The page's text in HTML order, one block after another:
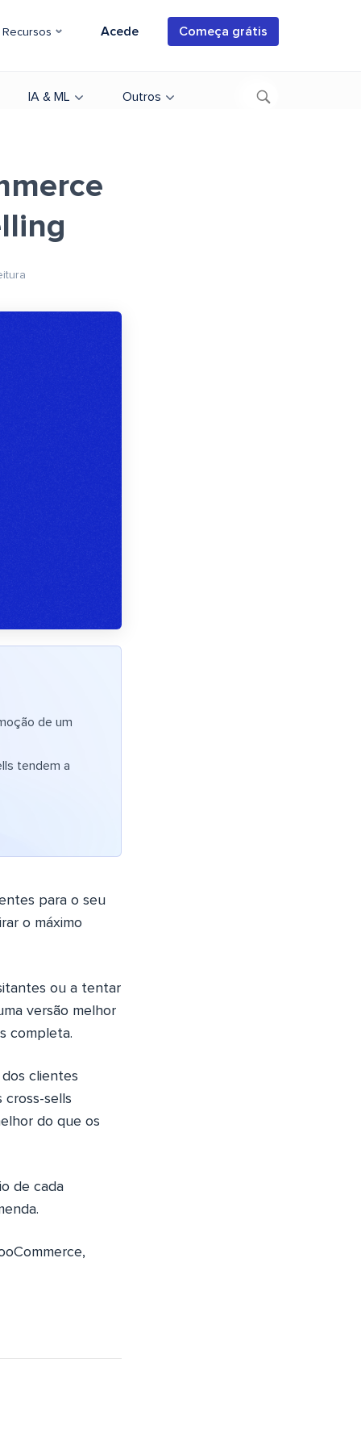
Recursos Acede Começa grátis
IA & ML Outros
de um
tendem a
para o seu
o máximo
ou a tentar
versão melhor
completa.
clientes
cross-sells
do que os
de cada